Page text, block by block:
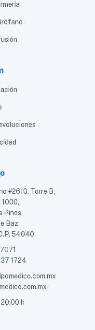
#2610, Torre B,
Pinos,
Baz,
54040
1724
h